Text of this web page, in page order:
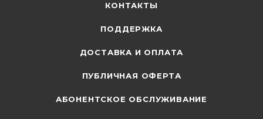
КОНТАКТЫ
ПОДДЕРЖКА
ДОСТАВКА И ОПЛАТА
ПУБЛИЧНАЯ ОФЕРТА
АБОНЕНТСКОЕ ОБСЛУЖИВАНИЕ